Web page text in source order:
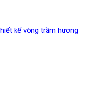
kế vòng trầm hương